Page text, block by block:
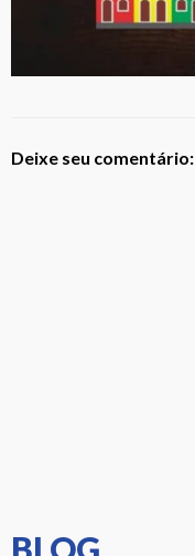
Deixe seu comentário:
BLOG